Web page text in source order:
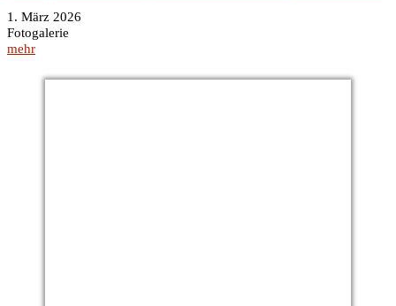
1. März 2026
Fotogalerie
mehr